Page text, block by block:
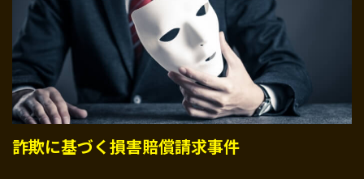
詐欺に基づく損害賠償請求事件